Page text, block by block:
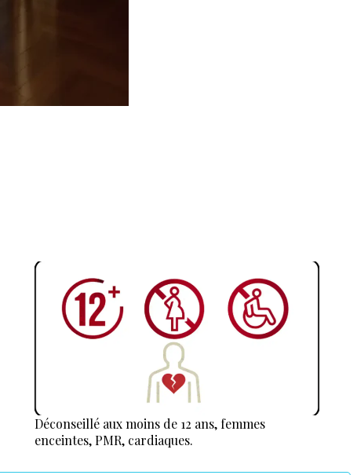
Déconseillé aux moins de 12 ans, femmes
enceintes, PMR, cardiaques.